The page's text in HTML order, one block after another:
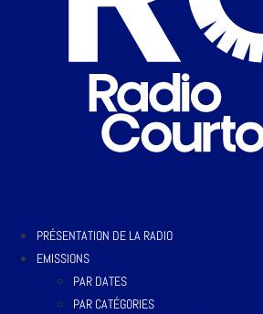
PRÉSENTATION DE LA RADIO
EMISSIONS
PAR DATES
PAR CATÉGORIES